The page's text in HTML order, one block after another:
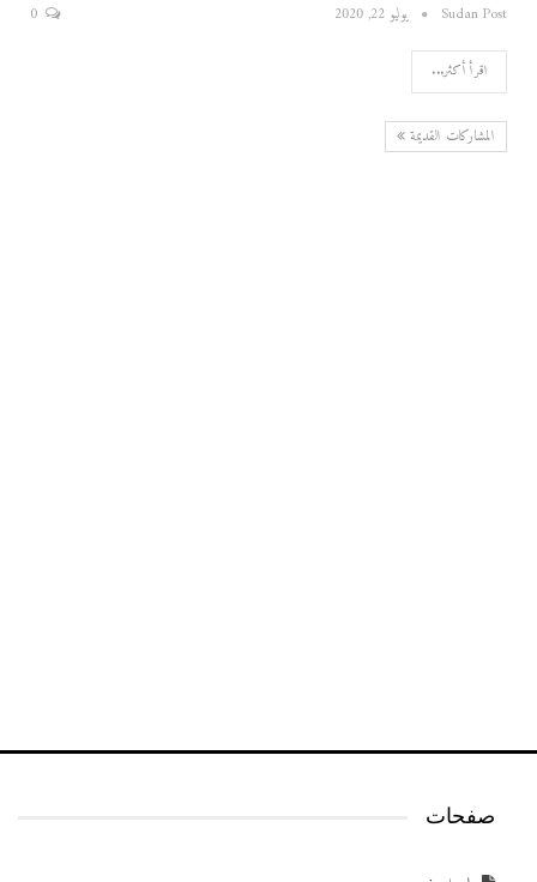
Sudan Post يوليو 22, 2020
اقرأ أكثر...
المشاركات القديمة
صفحات